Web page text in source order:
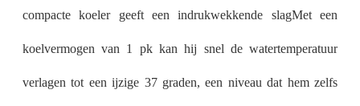
compacte koeler geeft een indrukwekkende slagMet een
koelvermogen van 1 pk kan hij snel de watertemperatuur
verlagen tot een ijzige 37 graden, een niveau dat hem zelfs